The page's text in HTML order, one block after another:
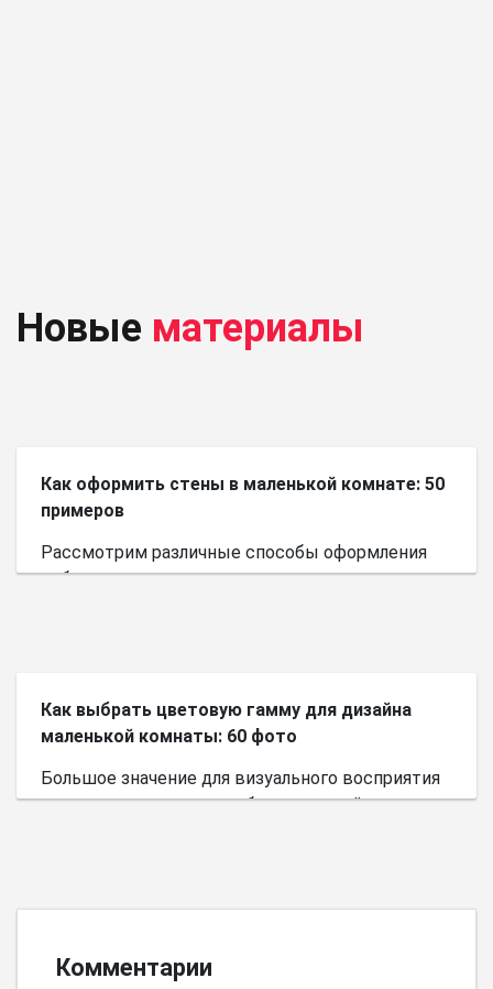
Новые материалы
Как оформить стены в маленькой комнате: 50
примеров
Рассмотрим различные способы оформления
небольшого пространства.
Как выбрать цветовую гамму для дизайна
маленькой комнаты: 60 фото
Большое значение для визуального восприятия
пространства имеет выбор цветовой палитры.
Комментарии